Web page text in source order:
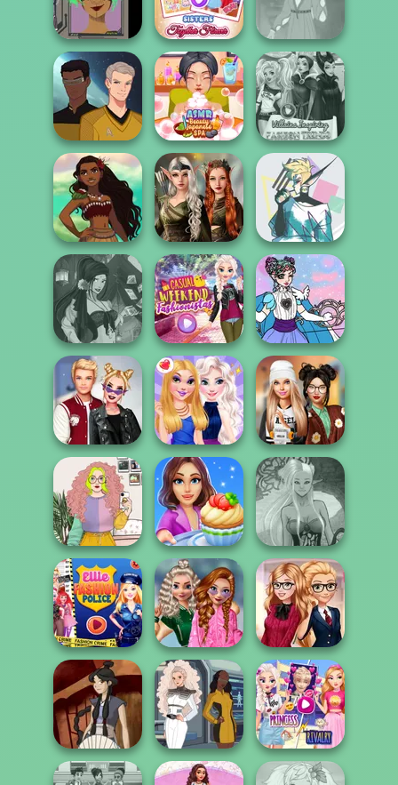
Of Life
Ladies
Organising
Cyber Character
Creator
Sisters Together
Forever
Rapunzel
Fashion
Trekkie Meiker
M/M
ASMR Beauty
Japanese Spa
Villains Inspiring
Fashion Tre...
Polynesian
Princess Moana
Elven Kingdom
Forest Of
Wonder...
Hunter:
Nonbinary
Demon
Fantasy Fortune
Teller
Casual Weekend
Fashionistas
Magical Girl
Makeup!
Kiss, Marry, Hate
Challenge
BFFs Night Out
Dress To Impress
Back To Schoo...
Saturday Vibes
Cooking Stories:
Fun Cafe
Dark Mage
Creator
Ellie Fashion
Police
School
Popularity
Challenge
Back To School
Fashionistas